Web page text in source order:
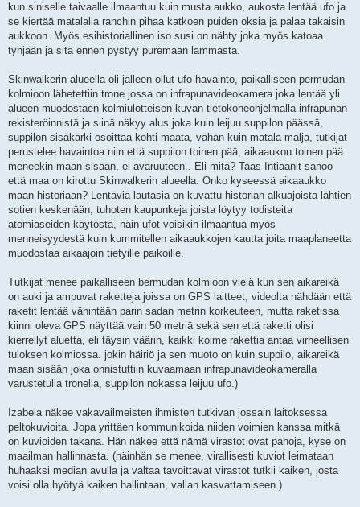
kun siniselle taivaalle ilmaantuu kuin musta aukko, aukosta lentää ufo ja
se kiertää matalalla ranchin pihaa katkoen puiden oksia ja palaa takaisin
aukkoon. Myös esihistoriallinen iso susi on nähty joka myös katoaa
tyhjään ja sitä ennen pystyy puremaan lammasta.
Skinwalkerin alueella oli jälleen ollut ufo havainto, paikalliseen permudan
kolmioon lähetettiin trone jossa on infrapunavideokamera joka lentää yli
alueen muodostaen kolmiulotteisen kuvan tietokoneohjelmalla infrapunan
rekisteröinnistä ja siinä näkyy alus joka kuin leijuu suppilon päässä,
suppilon sisäkärki osoittaa kohti maata, vähän kuin matala malja, tutkijat
perustelee havaintoa niin että suppilon toinen pää, aikaaukon toinen pää
meneekin maan sisään, ei avaruuteen.. Eli mitä? Taas Intiaanit sanoo
että maa on kirottu Skinwalkerin alueella. Onko kyseessä aikaaukko
maan historiaan? Lentäviä lautasia on kuvattu historian alkuajoista lähtien
sotien keskenään, tuhoten kaupunkeja joista löytyy todisteita
atomiaseiden käytöstä, näin ufot voisikin ilmaantua myös
menneisyydestä kuin kummitellen aikaaukkojen kautta joita maaplaneetta
muodostaa aikaajoin tietyille paikoille.
Tutkijat menee paikalliseen bermudan kolmioon vielä kun sen aikareikä
on auki ja ampuvat raketteja joissa on GPS laitteet, videolta nähdään että
raketit lentää vähintään parin sadan metrin korkeuteen, mutta raketissa
kiinni oleva GPS näyttää vain 50 metriä sekä sen että raketti olisi
kierrellyt aluetta, eli täysin väärin, kaikki kolme rakettia antaa virheellisen
tuloksen kolmiossa. jokin häiriö ja sen muoto on kuin suppilo, aikareikä
maan sisään joka onnistuttiin kuvaamaan infrapunavideokameralla
varustetulla tronella, suppilon nokassa leijuu ufo.)
Izabela näkee vakavailmeisten ihmisten tutkivan jossain laitoksessa
peltokuvioita. Jopa yrittäen kommunikoida niiden voimien kanssa mitkä
on kuvioiden takana. Hän näkee että nämä virastot ovat pahoja, kyse on
maailman hallinnasta. (näinhän se menee, virallisesti kuviot leimataan
huhaaksi median avulla ja valtaa tavoittavat virastot tutkii kaiken, josta
voisi olla hyötyä kaiken hallintaan, vallan kasvattamiseen.)